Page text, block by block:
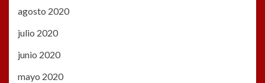
agosto 2020
julio 2020
junio 2020
mayo 2020